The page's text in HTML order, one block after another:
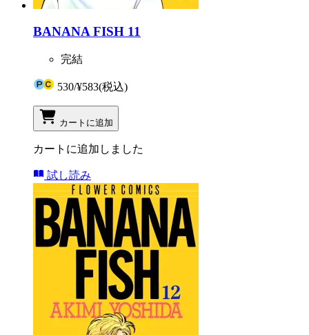
BANANA FISH 11
完結
530/¥583(税込)
カートに追加
カートに追加しました
試し読み